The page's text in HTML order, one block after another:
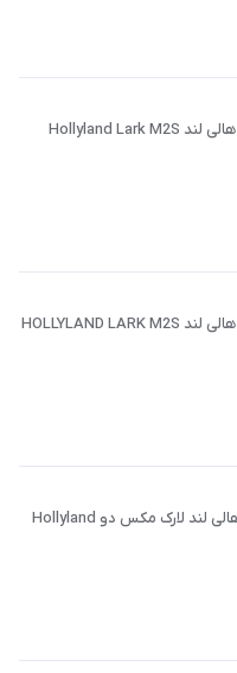
میکروفون بی‌سیم هالی لند Hollyland Lark M2S
میکروفون بی‌سیم هالی لند HOLLYLAND LARK M2S
میکروفون بیسیم هالی لند لارک مکس دو Hollyland